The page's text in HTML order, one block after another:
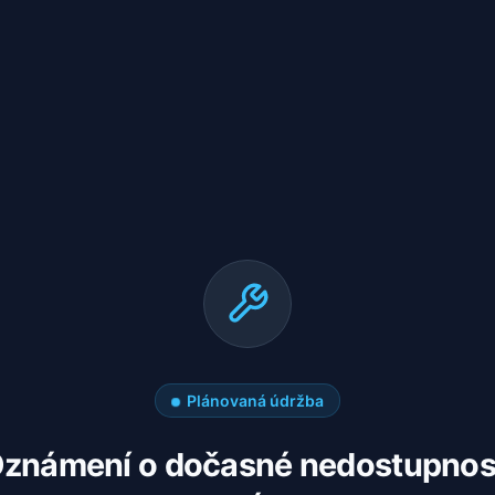
Plánovaná údržba
o dočasné